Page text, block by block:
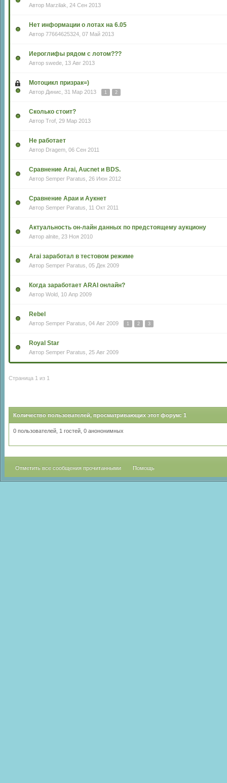
Автор Marzilak , 24 Сен 2013
Нет информации о лотах на 6.05
Автор 77664625324 , 07 Май 2013
Иероглифы рядом с лотом???
Автор swede , 13 Авг 2013
Мотоцикл призрак=)
Автор Динис , 31 Мар 2013 1 2
Сколько стоит?
Автор Trof , 29 Мар 2013
Не работает
Автор Dragem , 06 Сен 2011
Сравнение Arai, Aucnet и BDS.
Автор Semper Paratus , 26 Июн 2012
Сравнение Араи и Аукнет
Автор Semper Paratus , 11 Окт 2011
Актуальность он-лайн данных по предстоящему аукциону
Автор alnite , 23 Ноя 2010
Arai заработал в тестовом режиме
Автор Semper Paratus , 05 Дек 2009
Когда заработает ARAI онлайн?
Автор Wold , 10 Апр 2009
Rebel
Автор Semper Paratus , 04 Авг 2009 1 2 3
Royal Star
Автор Semper Paratus , 25 Авг 2009
Страница 1 из 1
Количество пользователей, просматривающих этот форум: 1
0 пользователей, 1 гостей, 0 анононимных
Отметить все сообщения прочитанными Помощь